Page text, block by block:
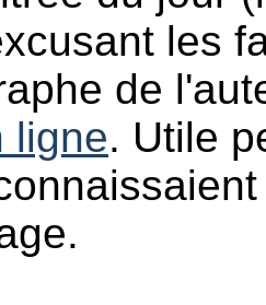
les
de
ligne. Utile